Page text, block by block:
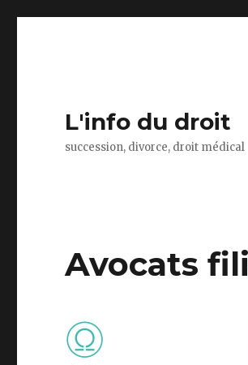
L'info du droit
succession, divorce, droit médical
Avocats